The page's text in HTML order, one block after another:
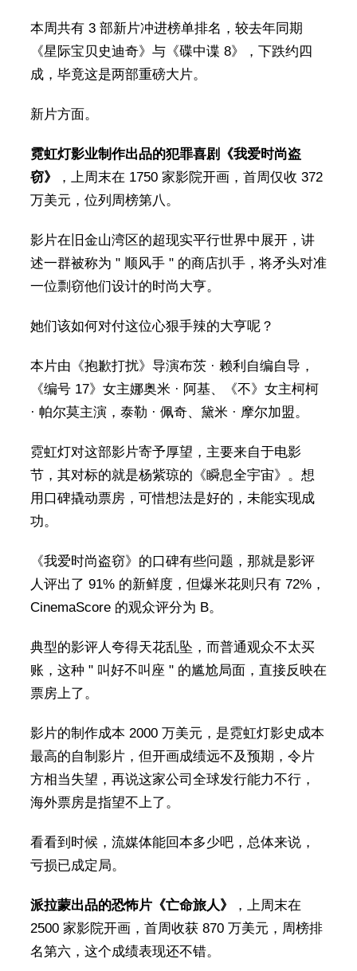
本周共有 3 部新片冲进榜单排名，较去年同期
《星际宝贝史迪奇》与《碟中谍 8》，下跌约四
成，毕竟这是两部重磅大片。
新片方面。
霓虹灯影业制作出品的犯罪喜剧《我爱时尚盗
窃》
，上周末在 1750 家影院开画，首周仅收 372
万美元，位列周榜第八。
影片在旧金山湾区的超现实平行世界中展开，讲
述一群被称为 " 顺风手 " 的商店扒手，将矛头对准
一位剽窃他们设计的时尚大亨。
她们该如何对付这位心狠手辣的大亨呢？
本片由《抱歉打扰》导演布茨 · 赖利自编自导，
《编号 17》女主娜奥米 · 阿基、《不》女主柯柯
· 帕尔莫主演，泰勒 · 佩奇、黛米 · 摩尔加盟。
霓虹灯对这部影片寄予厚望，主要来自于电影
节，其对标的就是杨紫琼的《瞬息全宇宙》。想
用口碑撬动票房，可惜想法是好的，未能实现成
功。
《我爱时尚盗窃》的口碑有些问题，那就是影评
人评出了 91% 的新鲜度，但爆米花则只有 72%，
CinemaScore 的观众评分为 B。
典型的影评人夸得天花乱坠，而普通观众不太买
账，这种 " 叫好不叫座 " 的尴尬局面，直接反映在
票房上了。
影片的制作成本 2000 万美元，是霓虹灯影史成本
最高的自制影片，但开画成绩远不及预期，令片
方相当失望，再说这家公司全球发行能力不行，
海外票房是指望不上了。
看看到时候，流媒体能回本多少吧，总体来说，
亏损已成定局。
派拉蒙出品的恐怖片《亡命旅人》
，上周末在
2500 家影院开画，首周收获 870 万美元，周榜排
名第六，这个成绩表现还不错。